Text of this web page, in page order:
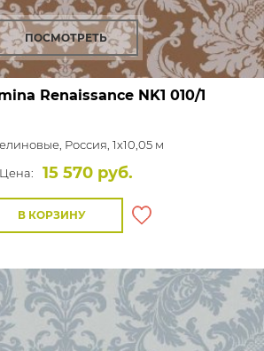
ПОСМОТРЕТЬ
RenaissanceNK1 010/1
Россия, 1x10,05 м
Цена:
15 570 руб.
В КОРЗИНУ